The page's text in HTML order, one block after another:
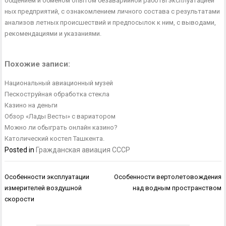
ных предприятий, с ознакомлением личного состава с результатами
анализов летных происшествий и предпосылок к ним, с выводами,
рекомендациями и указаниями.
Похожие записи:
Национальный авиационный музей
Пескоструйная обработка стекла
Казино на деньги
Обзор «Лады Весты» с вариатором
Можно ли обыграть онлайн казино?
Католический костел Ташкента.
Posted in Гражданская авиация СССР
Навигация
по
записям
Особенности эксплуатации
измерителей воздушной
скорости
Особенности вертолетовождения
над водным пространством